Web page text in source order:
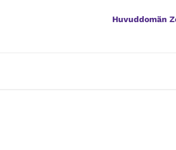
Huvuddomän